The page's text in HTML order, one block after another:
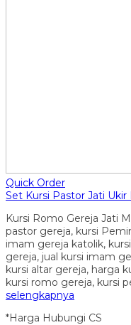
Quick Order
Set Kursi Pastor Jati Ukir
Kursi Romo Gereja Jati
pastor gereja, kursi
imam gereja katolik,
gereja, jual kursi imam
kursi altar gereja, harga
kursi romo gereja, kursi
selengkapnya
*Harga Hubungi CS